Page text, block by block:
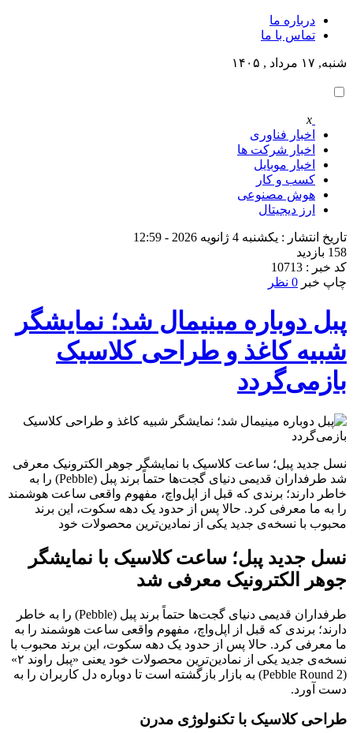
درباره ما
تماس با ما
شنبه, ۱۷ مرداد , ۱۴۰۵
x
اخبار فناوری
اخبار شرکت ها
اخبار موبایل
کسب و کار
هوش مصنوعی
ارز دیجیتال
تاریخ انتشار : یکشنبه 4 ژانویه 2026 - 12:59
158 بازدید
کد خبر : 10713
چاپ خبر 0 نظر
پبل دوباره مینیمال شد؛ نمایشگر
شبیه کاغذ و طراحی کلاسیک
بازمی‌گردد
نسل جدید پبل؛ ساعت کلاسیک با نمایشگر جوهر الکترونیک معرفی
شد طرفداران قدیمی دنیای گجت‌ها حتماً برند پبل (Pebble) را به
خاطر دارند؛ برندی که قبل از اپل‌واچ، مفهوم واقعی ساعت هوشمند
را به ما معرفی کرد. حالا پس از حدود یک دهه سکوت، این برند
محبوب با نسخه‌ی جدید یکی از نمادین‌ترین محصولات خود
نسل جدید پبل؛ ساعت کلاسیک با نمایشگر
جوهر الکترونیک معرفی شد
طرفداران قدیمی دنیای گجت‌ها حتماً برند پبل (Pebble) را به خاطر
دارند؛ برندی که قبل از اپل‌واچ، مفهوم واقعی ساعت هوشمند را به
ما معرفی کرد. حالا پس از حدود یک دهه سکوت، این برند محبوب با
نسخه‌ی جدید یکی از نمادین‌ترین محصولات خود یعنی «پبل راوند ۲»
(Pebble Round 2) به بازار بازگشته است تا دوباره دل کاربران را به
دست آورد.
طراحی کلاسیک با تکنولوژی مدرن